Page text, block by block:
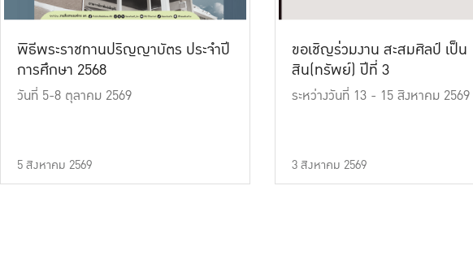
พิธีพระราชทานปริญญาบัตร ประจำปี
การศึกษา 2568
วันที่ 5-8 ตุลาคม 2569
5 สิงหาคม 2569
ขอเชิญร่วมงาน สะสมศิลป์ เป็น
สิน(ทรัพย์) ปีที่ 3
ระหว่างวันที่ 13 - 15 สิงหาคม 2569
3 สิงหาคม 2569